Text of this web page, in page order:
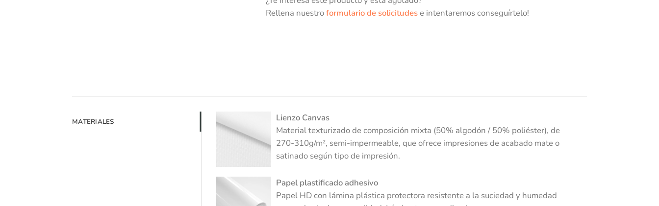
Rellena nuestroformulario de solicitudese intentaremos conseguírtelo!
MATERIALES
Lienzo Canvas
Material texturizado de composición mixta (50% algodón / 50% poliéster), de
270-310g/m², semi-impermeable, que ofrece impresiones de acabado mate o
satinado según tipo de impresión.
Papel plastificado adhesivo
Papel HD con lámina plástica protectora resistente a la suciedad y humedad